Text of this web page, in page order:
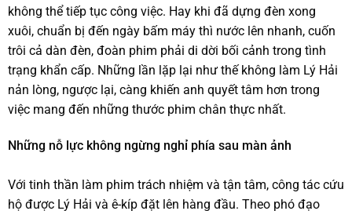
không thể tiếp tục công việc. Hay khi đã dựng đèn xong
xuôi, chuẩn bị đến ngày bấm máy thì nước lên nhanh, cuốn
trôi cả dàn đèn, đoàn phim phải di dời bối cảnh trong tình
trạng khẩn cấp. Những lần lặp lại như thế không làm Lý Hải
nản lòng, ngược lại, càng khiến anh quyết tâm hơn trong
việc mang đến những thước phim chân thực nhất.
Những nỗ lực không ngừng nghỉ phía sau màn ảnh
Với tinh thần làm phim trách nhiệm và tận tâm, công tác cứu
hộ được Lý Hải và ê-kíp đặt lên hàng đầu. Theo phó đạo